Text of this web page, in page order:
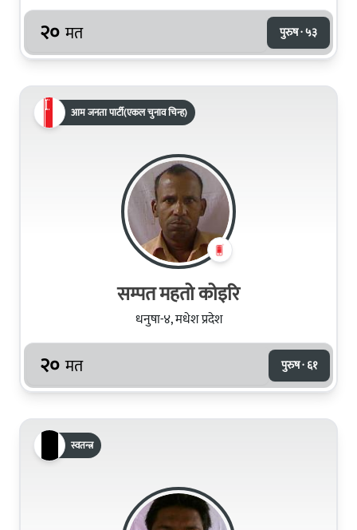
२० मत पुरुष · ५३
आम जनता पार्टी(एकल चुनाव चिन्ह)
सम्‍पत महतो कोइरि
धनुषा-४, मधेश प्रदेश
२० मत पुरुष · ६१
स्वतन्त्र